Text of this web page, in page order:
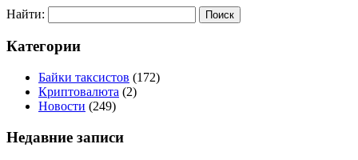
Найти:
Категории
Байки таксистов (172)
Криптовалюта (2)
Новости (249)
Недавние записи